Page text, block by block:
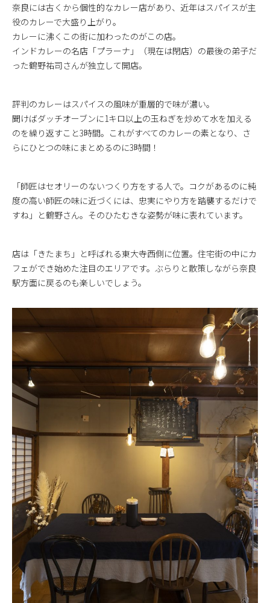
奈良には古くから個性的なカレー店があり、近年はスパイスが主
役のカレーで大盛り上がり。
カレーに沸くこの街に加わったのがこの店。
インドカレーの名店「プラーナ」（現在は閉店）の最後の弟子だ
った鶴野祐司さんが独立して開店。
評判のカレーはスパイスの風味が重層的で味が濃い。
聞けばダッチオーブンに1キロ以上の玉ねぎを炒めて水を加える
のを繰り返すこと3時間。これがすべてのカレーの素となり、さ
らにひとつの味にまとめるのに3時間！
「師匠はセオリーのないつくり方をする人で。コクがあるのに純
度の高い師匠の味に近づくには、忠実にやり方を踏襲するだけで
すね」と鶴野さん。そのひたむきな姿勢が味に表れています。
店は「きたまち」と呼ばれる東大寺西側に位置。住宅街の中にカ
フェができ始めた注目のエリアです。ぶらりと散策しながら奈良
駅方面に戻るのも楽しいでしょう。